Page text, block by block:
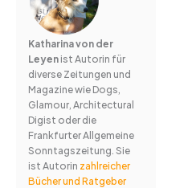
Katharina von der
Leyenist Autorin für
diverse Zeitungen und
Magazine wie Dogs,
Glamour, Architectural
Digist oder die
Frankfurter Allgemeine
Sonntagszeitung. Sie
ist Autorin zahlreicher
Bücher und Ratgeber